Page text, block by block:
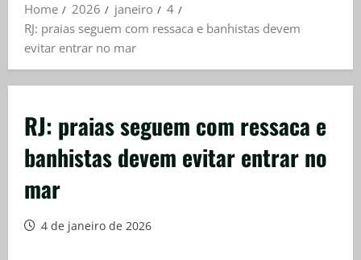
Home
2026 janeiro
4
RJ: praias seguem com ressaca e banhistas devem
evitar entrar no mar
RJ: praias seguem com ressaca e
banhistas devem evitar entrar no
mar
4 de janeiro de 2026